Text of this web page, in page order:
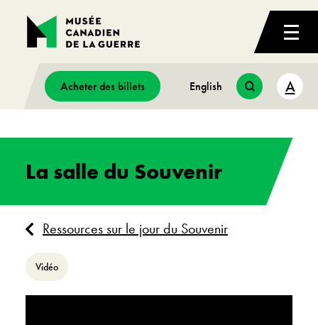
Acheter des billets English A
La salle du Souvenir
Ressources sur le jour du Souvenir
Vidéo